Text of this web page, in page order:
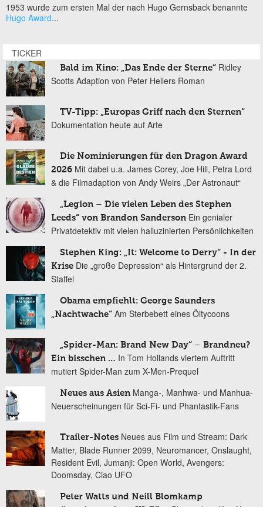
1953 wurde zum ersten Mal der nach Hugo Gernsback benannte
Hugo Award...
TICKER
Bald im Kino: „Das Ende der Sterne“ Ridley
Scotts Adaption von Peter Hellers Roman
TV-Tipp: „Europas Griff nach den Sternen“
Dokumentation heute auf Arte
Die Nominierungen für den Dragon Award
2026 Mit dabei u.a. James Corey, Joe Hill, Petra Lord
& die Filmadaption von Andy Weirs „Der Astronaut“
„Legion – Die vielen Leben des Stephen
Leeds“ von Brandon Sanderson Ein genialer
Privatdetektiv mit vielen halluzinierten Persönlichkeiten
Stephen King: „It: Welcome to Derry“ - In der
Krise Die „große Depression“ als Hintergrund der 2.
Staffel
Obama empfiehlt: George Saunders
„Nachtwache“ Am Sterbebett eines Öltycoons
„Spider-Man: Brand New Day“ – Brandneu?
Ein bisschen … In Tom Hollands viertem Auftritt
mutiert Spider-Man zum X-Men-Prequel
Neues aus Asien Manga-, Manhwa- und Manhua-
Neuerscheinungen für Sci-Fi- und Phantastik-Fans
Trailer-Notes Neues aus Film und Stream: Dark
Matter, Blade Runner 2099, Neuromancer, Onslaught,
Resident Evil, Jumanji: Open World, Avengers:
Doomsday, Ciao UFO
Peter Watts und Neill Blomkamp